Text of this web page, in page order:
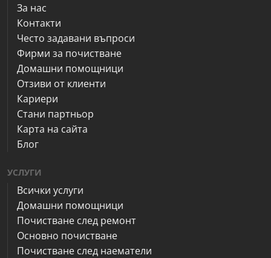
За нас
Контакти
Често задавани въпроси
Фирми за почистване
Домашни помощници
Отзиви от клиенти
Кариери
Стани партньор
Карта на сайта
Блог
УСЛУГИ
Всички услуги
Домашни помощници
Почистване след ремонт
Основно почистване
Почистване след наематели